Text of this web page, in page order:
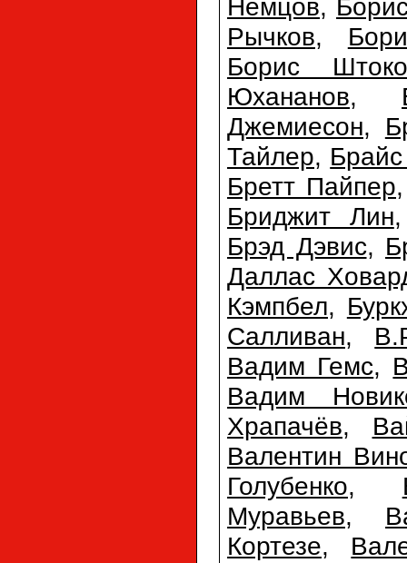
Немцов,
Рычков,
Борис
Юхананов,
Джемиесон,
Тайлер,
Бретт Пайпер
Бриджит Лин
Брэд Дэвис,
Даллас
Кэмпбел,
Салливан,
Вадим Гемс,
Вадим
Храпачёв,
Валентин
Голубенко,
Муравьев,
Кортезе,